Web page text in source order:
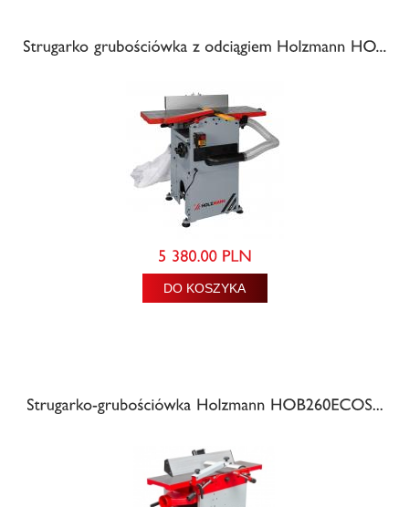
DO KOSZYKA